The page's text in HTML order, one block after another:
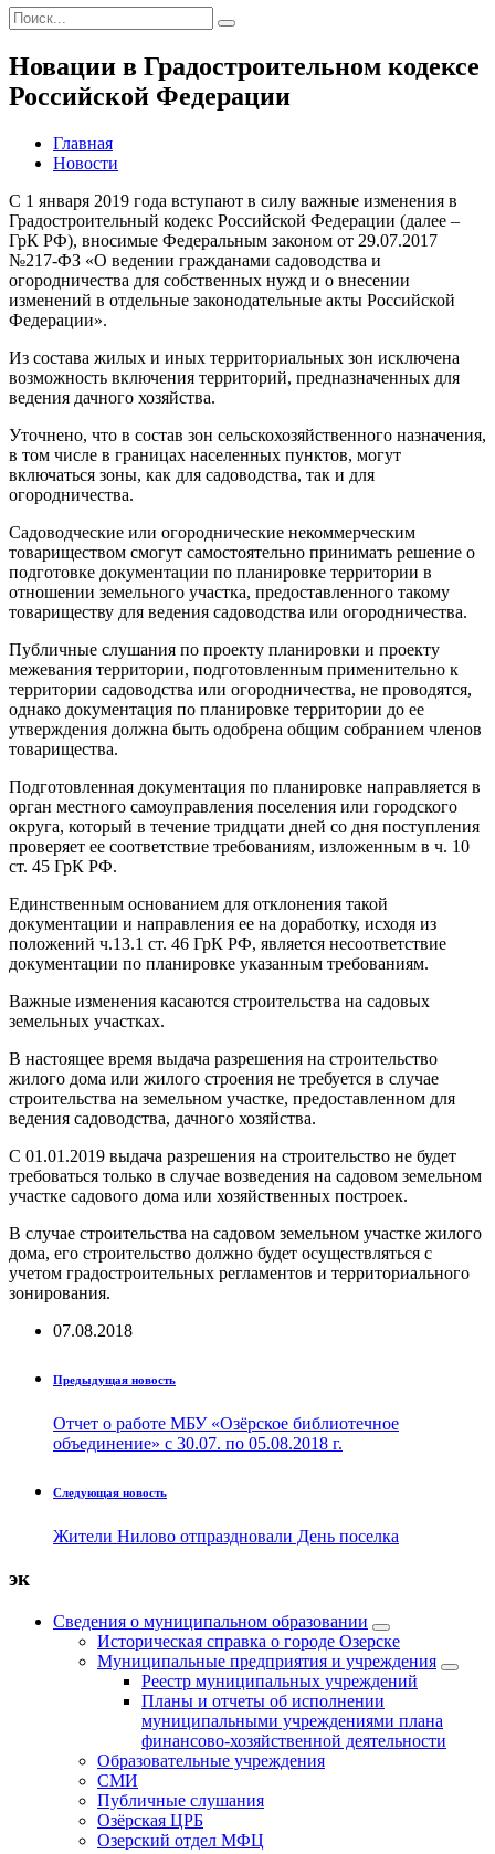
Новации в Градостроительном кодексе
Российской Федерации
Главная
Новости
С 1 января 2019 года вступают в силу важные изменения в
Градостроительный кодекс Российской Федерации (далее –
ГрК РФ), вносимые Федеральным законом от 29.07.2017
№217-ФЗ «О ведении гражданами садоводства и
огородничества для собственных нужд и о внесении
изменений в отдельные законодательные акты Российской
Федерации».
Из состава жилых и иных территориальных зон исключена
возможность включения территорий, предназначенных для
ведения дачного хозяйства.
Уточнено, что в состав зон сельскохозяйственного назначения,
в том числе в границах населенных пунктов, могут
включаться зоны, как для садоводства, так и для
огородничества.
Садоводческие или огороднические некоммерческим
товариществом смогут самостоятельно принимать решение о
подготовке документации по планировке территории в
отношении земельного участка, предоставленного такому
товариществу для ведения садоводства или огородничества.
Публичные слушания по проекту планировки и проекту
межевания территории, подготовленным применительно к
территории садоводства или огородничества, не проводятся,
однако документация по планировке территории до ее
утверждения должна быть одобрена общим собранием членов
товарищества.
Подготовленная документация по планировке направляется в
орган местного самоуправления поселения или городского
округа, который в течение тридцати дней со дня поступления
проверяет ее соответствие требованиям, изложенным в ч. 10
ст. 45 ГрК РФ.
Единственным основанием для отклонения такой
документации и направления ее на доработку, исходя из
положений ч.13.1 ст. 46 ГрК РФ, является несоответствие
документации по планировке указанным требованиям.
Важные изменения касаются строительства на садовых
земельных участках.
В настоящее время выдача разрешения на строительство
жилого дома или жилого строения не требуется в случае
строительства на земельном участке, предоставленном для
ведения садоводства, дачного хозяйства.
С 01.01.2019 выдача разрешения на строительство не будет
требоваться только в случае возведения на садовом земельном
участке садового дома или хозяйственных построек.
В случае строительства на садовом земельном участке жилого
дома, его строительство должно будет осуществляться с
учетом градостроительных регламентов и территориального
зонирования.
07.08.2018
Предыдущая новость
Отчет о работе МБУ «Озёрское библиотечное
объединение» с 30.07. по 05.08.2018 г.
Следующая новость
Жители Нилово отпраздновали День поселка
эк
Сведения о муниципальном образовании
Историческая справка о городе Озерске
Муниципальные предприятия и учреждения
Реестр муниципальных учреждений
Планы и отчеты об исполнении
муниципальными учреждениями плана
финансово-хозяйственной деятельности
Образовательные учреждения
СМИ
Публичные слушания
Озёрская ЦРБ
Озерский отдел МФЦ